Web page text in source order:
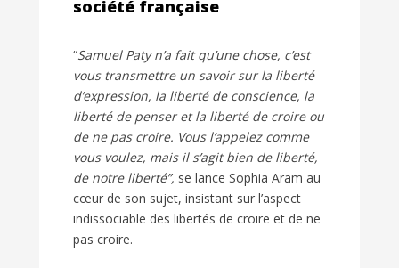
société française
“Samuel Paty n’a fait qu’une chose, c’est
vous transmettre un savoir sur la liberté
d’expression, la liberté de conscience, la
liberté de penser et la liberté de croire ou
de ne pas croire. Vous l’appelez comme
vous voulez, mais il s’agit bien de liberté,
de notre liberté”, se lance Sophia Aram au
cœur de son sujet, insistant sur l’aspect
indissociable des libertés de croire et de ne
pas croire.